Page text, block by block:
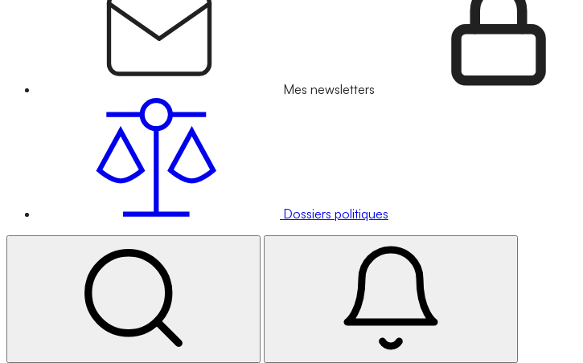
Mes newsletters
Dossiers politiques